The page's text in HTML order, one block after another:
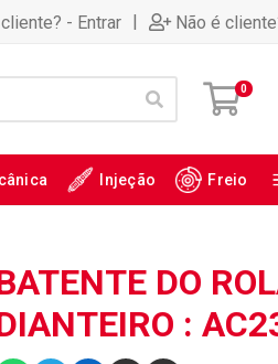
- Entrar | Não é
0
Injeção Freio
DO
: